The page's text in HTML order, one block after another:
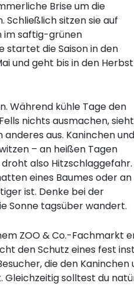
Brise um die
Schließlich sitzen sie auf
im saftig-grünen
startet die Saison in den
und geht bis in den Herbst
Während kühle Tage den
nichts ausmachen, sieht
aus. Kaninchen und
– an heißen Tagen
also Hitzschlaggefahr.
eines Baumes oder an
ist. Denke bei der
Sonne tagsüber wandert.
ZOO & Co.-
den Schutz eines fest
die den
Gleichzeitig solltest du